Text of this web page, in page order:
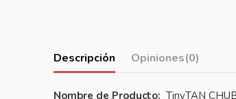
Descripción Opiniones(0)
Nombre de Producto: TinyTAN